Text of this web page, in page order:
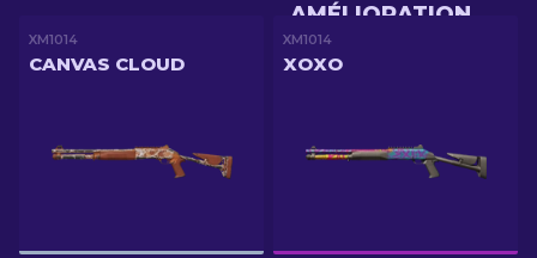
AMÉLIORATION
XM1014
CANVAS CLOUD
XM1014
XOXO